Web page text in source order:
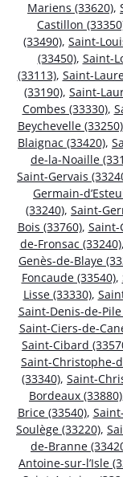
Mariens (33620),
Castillon
(33490), Saint-
(33450), Saint-
(33113), Saint-
(33190), Saint-
Combes (33330),
Beychevelle (33250)
Blaignac (33420),
de-la-Noaille
Saint-Gervais
Germain-
(33240), Saint-
Bois (33760), Saint-
de-Fronsac (33240),
Genès-de-Blaye
Foncaude (33540),
Lisse (33330),
Saint-Denis-de-Pile
Saint-Ciers-de-
Saint-Cibard
Saint-Christophe-
(33340), Saint-
Bordeaux (33880)
Brice (33540),
Soulège (33220),
de-Branne
Antoine-sur-l’Isle